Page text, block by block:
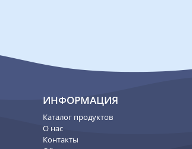
ИНФОРМАЦИЯ
Каталог продуктов
О нас
Контакты